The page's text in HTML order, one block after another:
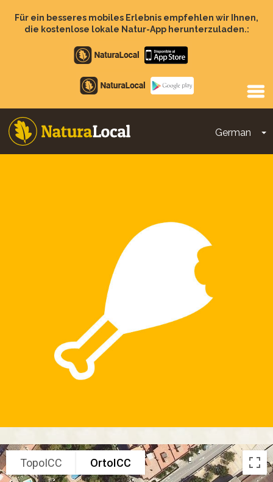
zumFür ein besseres mobiles Erlebnis empfehlen wir Ihnen,
die kostenlose lokale Natur-App herunterzuladen.:
Apple
store
Google
Play
German
Main
TopoICC OrtoICC